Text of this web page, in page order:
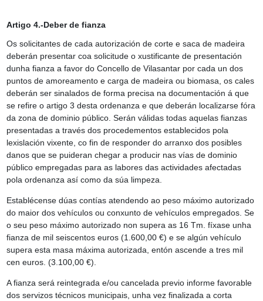
Artigo 4.-Deber de fianza
Os solicitantes de cada autorización de corte e saca de madeira
deberán presentar coa solicitude o xustificante de presentación
dunha fianza a favor do Concello de Vilasantar por cada un dos
puntos de amoreamento e carga de madeira ou biomasa, os cales
deberán ser sinalados de forma precisa na documentación á que
se refire o artigo 3 desta ordenanza e que deberán localizarse fóra
da zona de dominio público. Serán válidas todas aquelas fianzas
presentadas a través dos procedementos establecidos pola
lexislación vixente, co fin de responder do arranxo dos posibles
danos que se puideran chegar a producir nas vías de dominio
público empregadas para as labores das actividades afectadas
pola ordenanza así como da súa limpeza.
Establécense dúas contías atendendo ao peso máximo autorizado
do maior dos vehículos ou conxunto de vehículos empregados. Se
o seu peso máximo autorizado non supera as 16 Tm. fíxase unha
fianza de mil seiscentos euros (1.600,00 €) e se algún vehículo
supera esta masa máxima autorizada, entón ascende a tres mil
cen euros. (3.100,00 €).
A fianza será reintegrada e/ou cancelada previo informe favorable
dos servizos técnicos municipais, unha vez finalizada a corta